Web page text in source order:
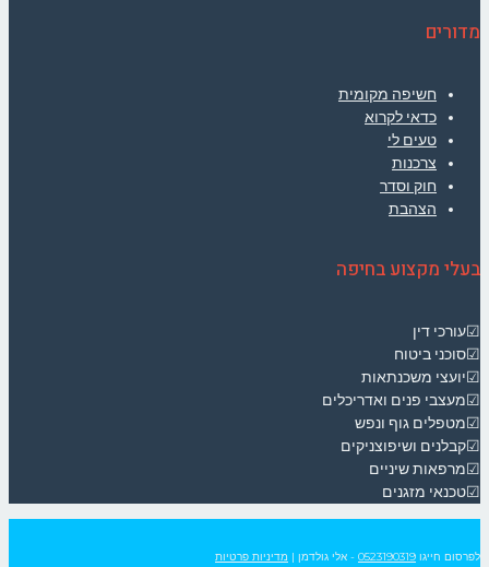
מדורים
חשיפה מקומית
כדאי לקרוא
טעים לי
צרכנות
חוק וסדר
הצהבת
בעלי מקצוע בחיפה
☑עורכי דין
☑סוכני ביטוח
☑יועצי משכנתאות
☑מעצבי פנים ואדריכלים
☑מטפלים גוף ונפש
☑קבלנים ושיפוצניקים
☑מרפאות שיניים
☑טכנאי מזגנים
לפרסום חייגו 0523190319 - אלי גולדמן | מדיניות פרטיות